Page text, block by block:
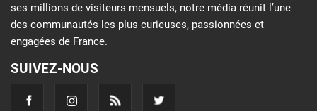
ses millions de visiteurs mensuels, notre média réunit l’une
des communautés les plus curieuses, passionnées et
engagées de France.
SUIVEZ-NOUS